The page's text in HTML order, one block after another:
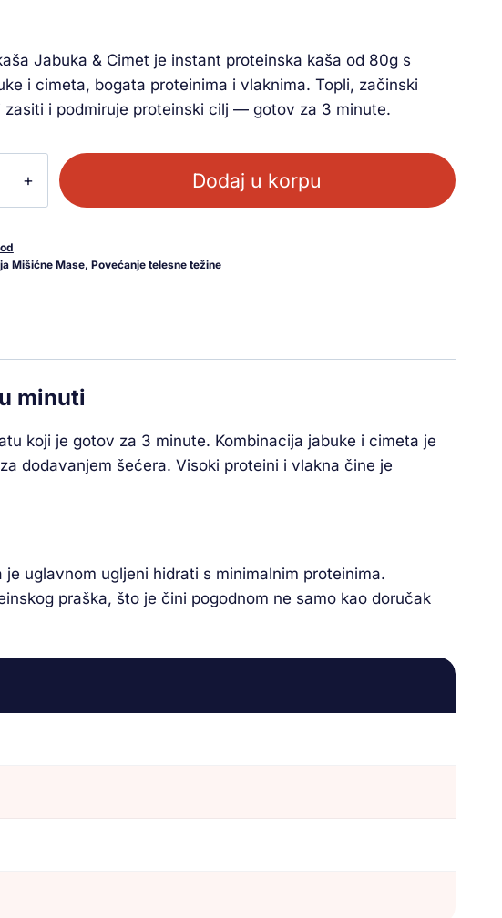
Jabuka & Cimet je instant proteinska kaša od 80g s
i cimeta, bogata proteinima i vlaknima. Topli, začinski
zasiti i podmiruje proteinski cilj — gotov za 3 minute.
Dodaj u korpu
Mišićne Mase, Povećanje telesne težine
minuti
koji je gotov za 3 minute. Kombinacija jabuke i cimeta je
dodavanjem šećera. Visoki proteini i vlakna čine je
uglavnom ugljeni hidrati s minimalnim proteinima.
praška, što je čini pogodnom ne samo kao doručak